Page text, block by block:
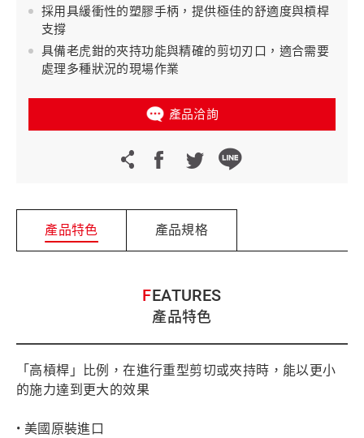
採用具緩衝性的塑膠手柄，提供極佳的舒適度與槓桿
支撐
具備老虎鉗的夾持功能與精確的剪切刃口，適合需要
處理多種狀況的現場作業
產品洽詢
產品特色 產品規格
FEATURES
產品特色
「高槓桿」比例，在進行重型剪切或夾持時，能以更小
的施力達到更大的效果
• 美國原裝進口